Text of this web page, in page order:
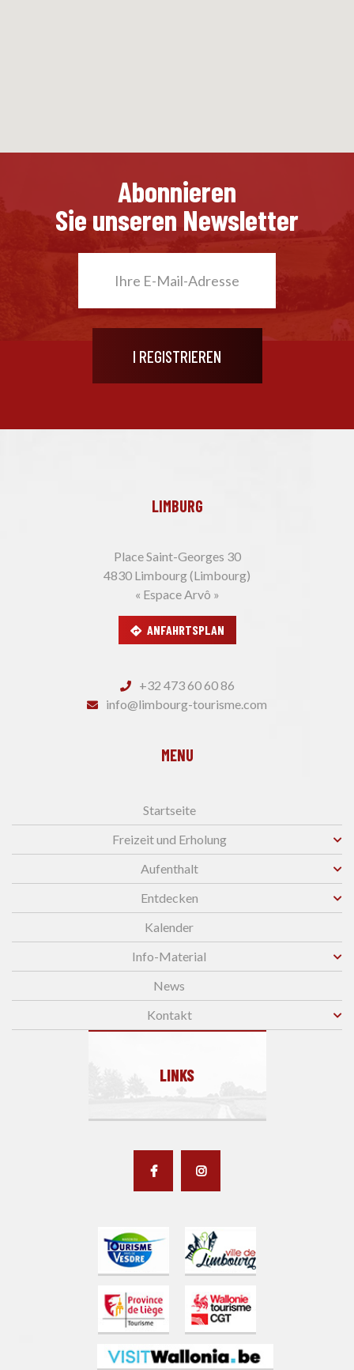
Abonnieren
Sie unseren Newsletter
LIMBURG
Place Saint-Georges 30
4830 Limbourg (Limbourg)
« Espace Arvô »
ANFAHRTSPLAN
+32 473 60 60 86
info@limbourg-tourisme.com
MENU
Startseite
Freizeit und Erholung
Aufenthalt
Entdecken
Kalender
Info-Material
News
Kontakt
LINKS